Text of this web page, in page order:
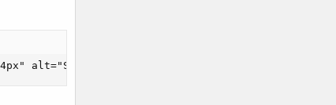
alt="Shortie-Challenge 12/2025"]https://